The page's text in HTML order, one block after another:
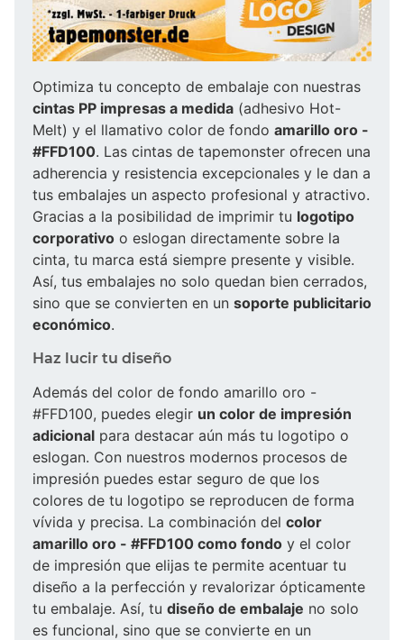
Optimiza tu concepto de embalaje con nuestras
cintas PP impresas a medida (adhesivo Hot-
Melt) y el llamativo color de fondo amarillo oro -
#FFD100. Las cintas de tapemonster ofrecen una
adherencia y resistencia excepcionales y le dan a
tus embalajes un aspecto profesional y atractivo.
Gracias a la posibilidad de imprimir tu logotipo
corporativo o eslogan directamente sobre la
cinta, tu marca está siempre presente y visible.
Así, tus embalajes no solo quedan bien cerrados,
sino que se convierten en un soporte publicitario
económico.
Haz lucir tu diseño
Además del color de fondo amarillo oro -
#FFD100, puedes elegir un color de impresión
adicional para destacar aún más tu logotipo o
eslogan. Con nuestros modernos procesos de
impresión puedes estar seguro de que los
colores de tu logotipo se reproducen de forma
vívida y precisa. La combinación del color
amarillo oro - #FFD100 como fondo y el color
de impresión que elijas te permite acentuar tu
diseño a la perfección y revalorizar ópticamente
tu embalaje. Así, tu diseño de embalaje no solo
es funcional, sino que se convierte en un